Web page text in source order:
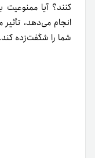
کنند؟ آیا ممنوعیت
انجام می‌دهد،
شما را شگفت‌زده کند.